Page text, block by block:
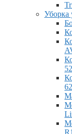
Уборка